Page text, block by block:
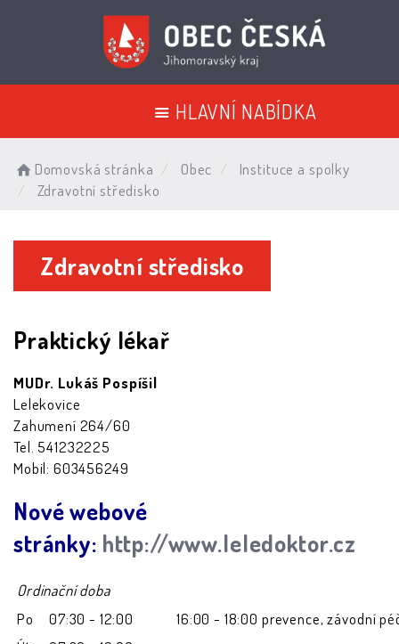
HLAVNÍ NABÍDKA
Domovská stránka Obec
Instituce a spolky
Zdravotní středisko
Zdravotní středisko
Praktický lékař
MUDr. Lukáš Pospíšil
Lelekovice
Zahumení 264/60
Tel. 541232225
Mobil: 603456249
Nové webové
stránky: http://www.leledoktor.cz
Ordinační doba
Po
07:30 - 12:00
16:00 - 18:00 prevence, závodní